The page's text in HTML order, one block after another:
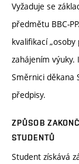
Vyžaduje se
předmětu BBC-
kvalifikací
zahájením
Směrnici děkana
předpisy.
ZPŮSOB
STUDENTŮ
Student získává